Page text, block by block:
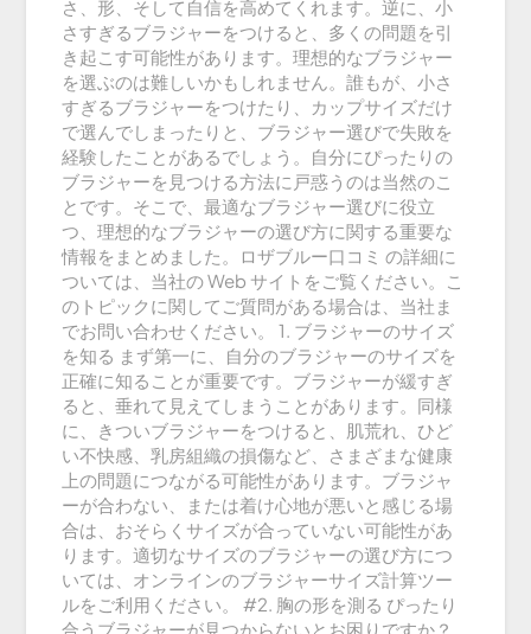
さ、形、そして自信を高めてくれます。逆に、小
さすぎるブラジャーをつけると、多くの問題を引
き起こす可能性があります。理想的なブラジャー
を選ぶのは難しいかもしれません。誰もが、小さ
すぎるブラジャーをつけたり、カップサイズだけ
で選んでしまったりと、ブラジャー選びで失敗を
経験したことがあるでしょう。自分にぴったりの
ブラジャーを見つける方法に戸惑うのは当然のこ
とです。そこで、最適なブラジャー選びに役立
つ、理想的なブラジャーの選び方に関する重要な
情報をまとめました。ロザブルー口コミ の詳細に
ついては、当社の Web サイトをご覧ください。こ
のトピックに関してご質問がある場合は、当社ま
でお問い合わせください。 1. ブラジャーのサイズ
を知る まず第一に、自分のブラジャーのサイズを
正確に知ることが重要です。ブラジャーが緩すぎ
ると、垂れて見えてしまうことがあります。同様
に、きついブラジャーをつけると、肌荒れ、ひど
い不快感、乳房組織の損傷など、さまざまな健康
上の問題につながる可能性があります。ブラジャ
ーが合わない、または着け心地が悪いと感じる場
合は、おそらくサイズが合っていない可能性があ
ります。適切なサイズのブラジャーの選び方につ
いては、オンラインのブラジャーサイズ計算ツー
ルをご利用ください。 #2. 胸の形を測る ぴったり
合うブラジャーが見つからないとお困りですか？